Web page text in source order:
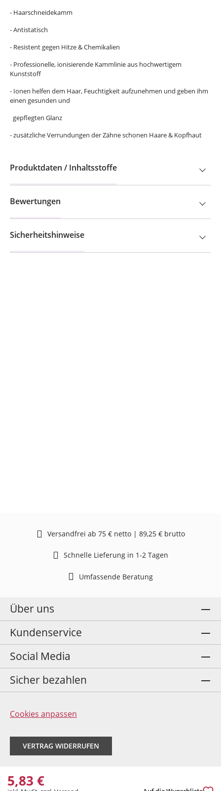
5,83 €
- Haarschneidekamm
- Antistatisch
- Resistent gegen Hitze & Chemikalien
- Professionelle, ionisierende Kammlinie aus hochwertigem
Kunststoff
- Ionen helfen dem Haar, Feuchtigkeit aufzunehmen und geben ihm
einen gesunden und
gepflegten Glanz
- zusätzliche Verrundungen der Zähne schonen Haare & Kopfhaut
Produktdaten / Inhaltsstoffe
Bewertungen
Sicherheitshinweise
Versandfrei ab 75 € netto | 89,25 € brutto
Schnelle Lieferung in 1-2 Tagen
Umfassende Beratung
Über uns
Kundenservice
Social Media
Sicher bezahlen
Cookies anpassen
VERTRAG WIDERRUFEN